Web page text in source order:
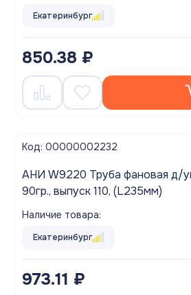
Екатеринбург
850.38 ₽
Код: 00000002232
АНИ W9220 Труба фановая д/
90гр., выпуск 110, (L235мм)
Наличие товара:
Екатеринбург
973.11 ₽